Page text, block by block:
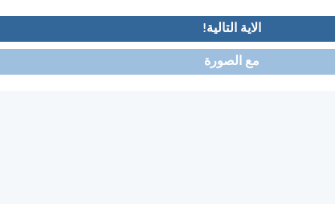
الاية التالية!
مع الصورة